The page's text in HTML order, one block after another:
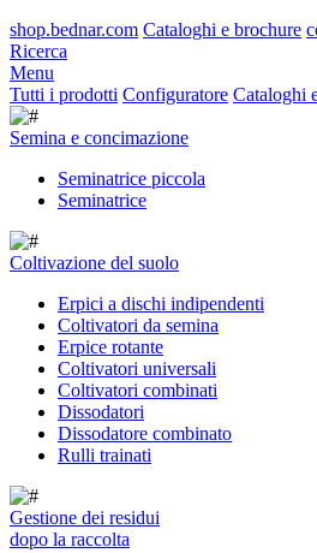
shop.bednar.com Cataloghi e brochure
Ricerca
Menu
Tutti i prodotti Configuratore Cataloghi
Semina e concimazione
Seminatrice piccola
Seminatrice
Coltivazione del suolo
Erpici a dischi indipendenti
Coltivatori da semina
Erpice rotante
Coltivatori universali
Coltivatori combinati
Dissodatori
Dissodatore combinato
Rulli trainati
Gestione dei residui
dopo la raccolta